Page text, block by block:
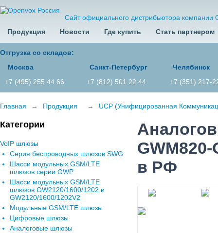
Сайт официального дистрибьютора компании
Продукция
Новости Где купить Стать партнером
Отгрузка со складов:
Москва
+7 (495) 255 44 66
Санкт-Петербург
+7 (812) 501 22 44
Челябинск
+7 (351) 217-
Главная → Продукция → UCP (Унифицированная
Категории
VoIP шлюзы
Серия беспроводных шлюзов SWG
Шасси модульных GSM/LTE
шлюзов серии GWP
Шасси модульных GSM/LTE
шлюзов GW2120/1600/1202 и
GW2120/1600/1202V2
Модульные GSM/LTE шлюзы
Цифровые шлюзы
Аналоговые шлюзы
в РФ